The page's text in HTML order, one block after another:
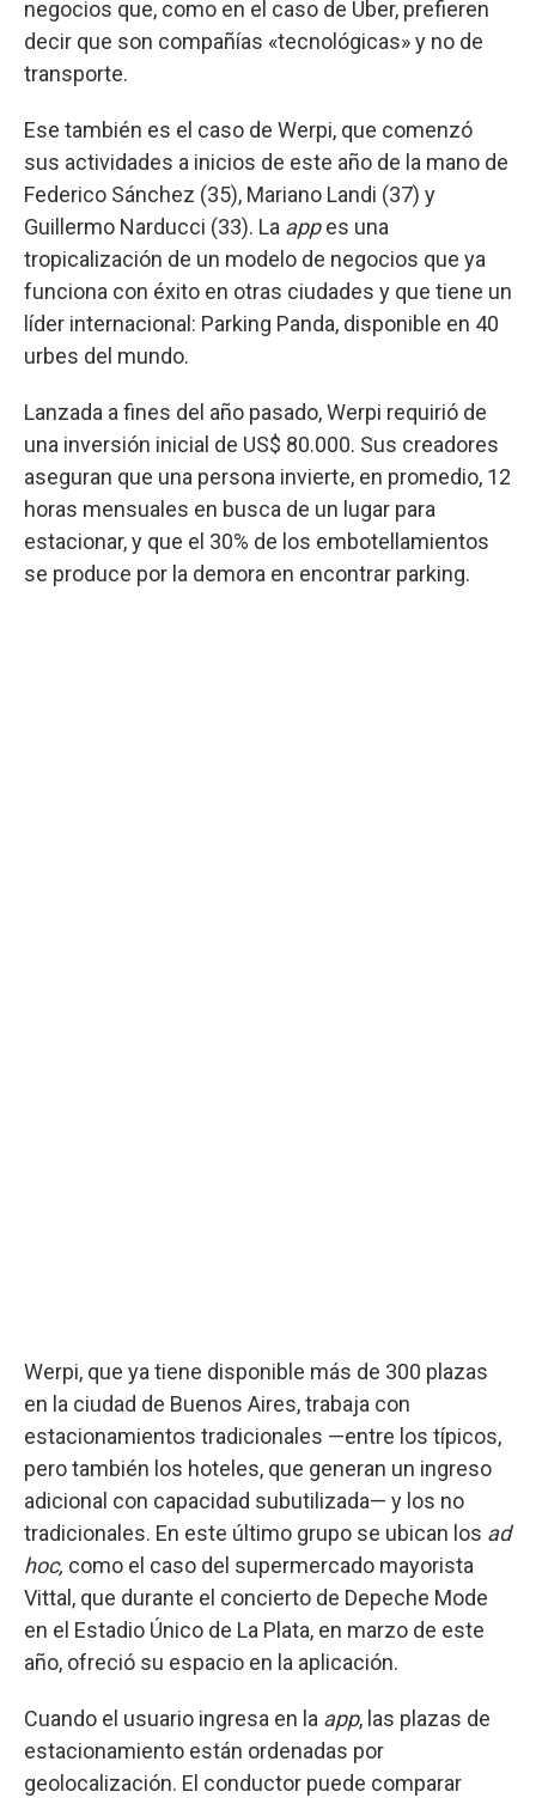
negocios que, como en el caso de Uber, prefieren
decir que son compañías «tecnológicas» y no de
transporte.
Ese también es el caso de Werpi, que comenzó
sus actividades a inicios de este año de la mano de
Federico Sánchez (35), Mariano Landi (37) y
Guillermo Narducci (33). La appes una
tropicalización de un modelo de negocios que ya
funciona con éxito en otras ciudades y que tiene un
líder internacional: Parking Panda, disponible en 40
urbes del mundo.
Lanzada a fines del año pasado, Werpi requirió de
una inversión inicial de US$ 80.000. Sus creadores
aseguran que una persona invierte, en promedio, 12
horas mensuales en busca de un lugar para
estacionar, y que el 30% de los embotellamientos
se produce por la demora en encontrar parking.
Werpi, que ya tiene disponible más de 300 plazas
en la ciudad de Buenos Aires, trabaja con
estacionamientos tradicionales —entre los típicos,
pero también los hoteles, que generan un ingreso
adicional con capacidad subutilizada— y los no
tradicionales. En este último grupo se ubican los ad
hoc, como el caso del supermercado mayorista
Vittal, que durante el concierto de Depeche Mode
en el Estadio Único de La Plata, en marzo de este
año, ofreció su espacio en la aplicación.
Cuando el usuario ingresa en la app, las plazas de
estacionamiento están ordenadas por
geolocalización. El conductor puede comparar